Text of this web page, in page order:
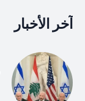
آخر الأخبار